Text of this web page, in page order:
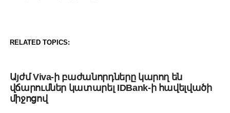
RELATED TOPICS:
Այժմ Viva-ի բաժանորդները կարող են
վճարումներ կատարել IDBank-ի հավելվածի
միջոցով